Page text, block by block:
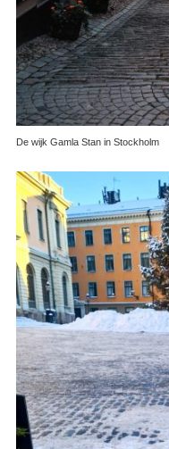
De wijk Gamla Stan in Stockholm